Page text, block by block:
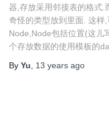
器,存放采用邻接表的格式.
奇怪的类型放到里面. 这样
Node,Node包括位置(这儿
个存放数据的使用模板的
By Yu, 13 years ago